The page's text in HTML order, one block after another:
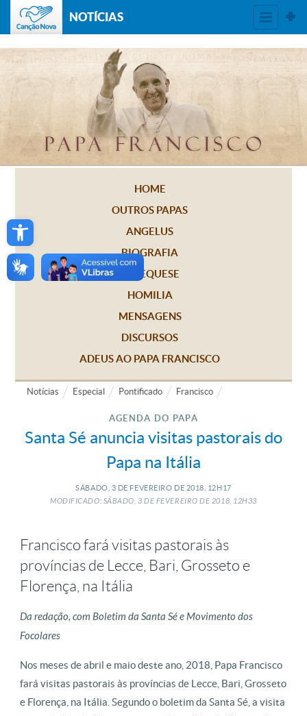
Open toolbar
NOTÍCIAS
HOME
OUTROS PAPAS
ANGELUS
BIOGRAFIA
CATEQUESE
HOMILIA
MENSAGENS
DISCURSOS
ADEUS AO PAPA FRANCISCO
Notícias Especial Pontificado Francisco
AGENDA DO PAPA
Santa Sé anuncia visitas pastorais do
Papa na Itália
SÁBADO, 3 DE FEVEREIRO DE 2018, 12H17
MODIFICADO: SÁBADO, 3 DE FEVEREIRO DE 2018, 12H33
Francisco fará visitas pastorais às
províncias de Lecce, Bari, Grosseto e
Florença, na Itália
Da redação, com Boletim da Santa Sé e Movimento dos
Focolares
Nos meses de abril e maio deste ano, 2018, Papa Francisco
fará visitas pastorais às províncias de Lecce, Bari, Grosseto
e Florença, na Itália. Segundo o boletim da Santa Sé, a visita